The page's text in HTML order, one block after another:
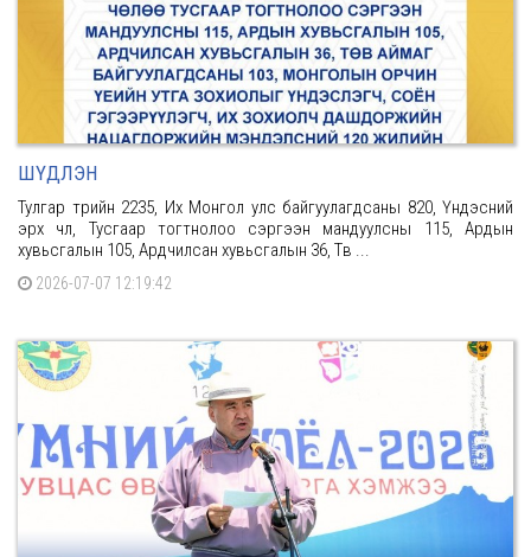
ШҮДЛЭН
Тулгар төрийн 2235, Их Монгол улс байгуулагдсаны 820, Үндэсний
эрх чөлөө, Тусгаар тогтнолоо сэргээн мандуулсны 115, Ардын
хувьсгалын 105, Ардчилсан хувьсгалын 36, Төв ...
2026-07-07 12:19:42